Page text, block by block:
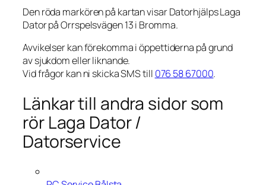
Den röda markören på kartan visar Datorhjälps Laga
Dator på Orrspelsvägen 13 i Bromma.
Avvikelser kan förekomma i öppettiderna på grund
av sjukdom eller liknande.
Vid frågor kan ni skicka SMS till 076 58 67000.
Länkar till andra sidor som
rör Laga Dator /
Datorservice